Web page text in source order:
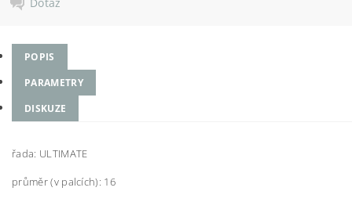
POPIS
PARAMETRY
DISKUZE
řada: ULTIMATE
průměr (v palcích): 16